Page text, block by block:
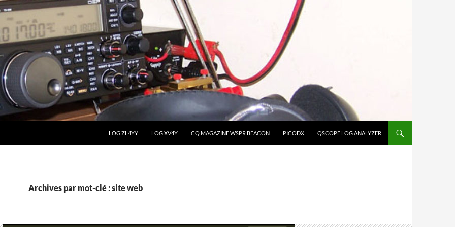
LOG ZL4YY LOG XV4Y CQ MAGAZINE WSPR BEACON PICODX QSCOPE LOG ANALYZER
Archives par mot-clé : site web